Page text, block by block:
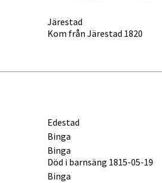
Järestad
Kom från Järestad 1820
Edestad
Binga
Binga
Död i barnsäng 1815-05-19
Binga